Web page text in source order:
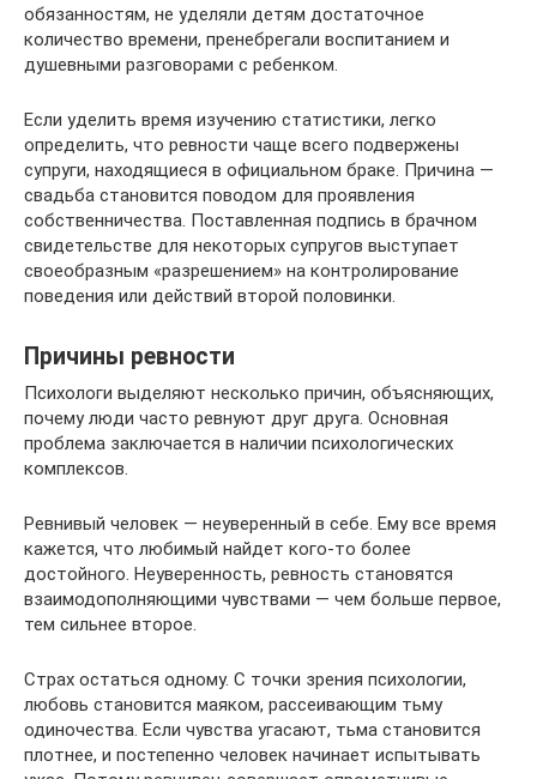
обязанностям, не уделяли детям достаточное
количество времени, пренебрегали воспитанием и
душевными разговорами с ребенком.
Если уделить время изучению статистики, легко
определить, что ревности чаще всего подвержены
супруги, находящиеся в официальном браке. Причина —
свадьба становится поводом для проявления
собственничества. Поставленная подпись в брачном
свидетельстве для некоторых супругов выступает
своеобразным «разрешением» на контролирование
поведения или действий второй половинки.
Причины ревности
Психологи выделяют несколько причин, объясняющих,
почему люди часто ревнуют друг друга. Основная
проблема заключается в наличии психологических
комплексов.
Ревнивый человек — неуверенный в себе. Ему все время
кажется, что любимый найдет кого-то более
достойного. Неуверенность, ревность становятся
взаимодополняющими чувствами — чем больше первое,
тем сильнее второе.
Страх остаться одному. С точки зрения психологии,
любовь становится маяком, рассеивающим тьму
одиночества. Если чувства угасают, тьма становится
плотнее, и постепенно человек начинает испытывать